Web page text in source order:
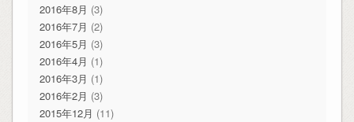
2016年8月 (3)
2016年7月 (2)
2016年5月 (3)
2016年4月 (1)
2016年3月 (1)
2016年2月 (3)
2015年12月 (11)